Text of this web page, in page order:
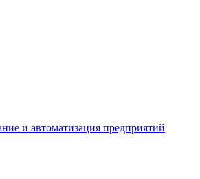
и автоматизация предприятий